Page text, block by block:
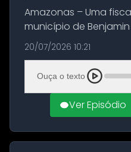
Amazonas – Uma
município de
com a apreensão de
quilos de
embarcação
materia...
20/07/2026 10:21
Ouça o texto
Ver Episódio